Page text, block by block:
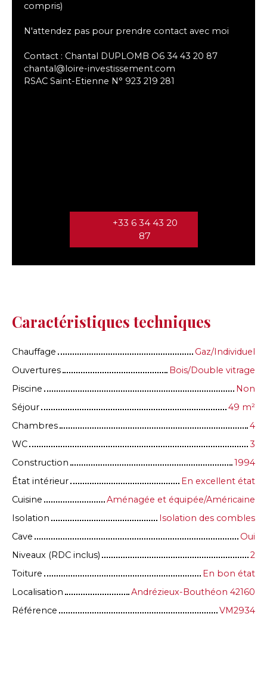
compris)
N'attendez pas pour prendre contact avec moi
Contact : Chantal DUPLOMB O6 34 43 20 87
chantal@loire-investissement.com
RSAC Saint-Etienne N° 923 219 281
+33 6 34 43 20
87
Caractéristiques techniques
Chauffage
Gaz/Individuel
Ouvertures
Bois/Double vitrage
Piscine
Non
Séjour
49 m²
Chambres
4
WC
3
Construction
1994
État intérieur
En excellent état
Cuisine
Aménagée et équipée/Américaine
Isolation
Isolation des combles
Cave
Oui
Niveaux (RDC inclus)
2
Toiture
En bon état
Localisation
Andrézieux-Bouthéon 42160
Référence
VM2934